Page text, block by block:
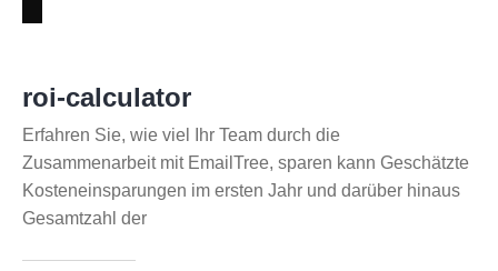
roi-calculator
Erfahren Sie, wie viel Ihr Team durch die
Zusammenarbeit mit EmailTree, sparen kann Geschätzte
Kosteneinsparungen im ersten Jahr und darüber hinaus
Gesamtzahl der